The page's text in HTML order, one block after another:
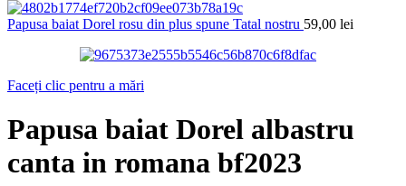
Papusa baiat Dorel rosu din plus spune Tatal nostru 59,00 lei
Faceți clic pentru a mări
Papusa baiat Dorel albastru
canta in romana bf2023